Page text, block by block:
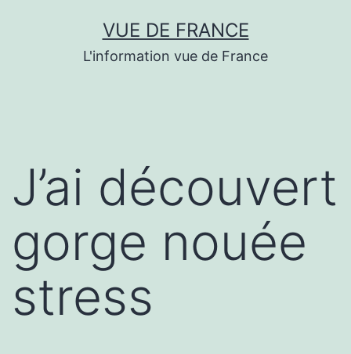
VUE DE FRANCE
L'information vue de France
J’ai découvert
gorge nouée
stress